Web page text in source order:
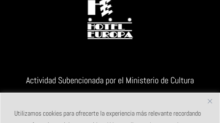
Utilizamos cookies para ofrecerte la experiencia más relevante recordando
Actividad Subencionada por el Ministerio de Cultura